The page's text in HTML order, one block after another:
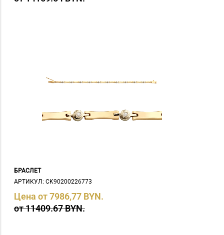
БРАСЛЕТ
АРТИКУЛ: СK90200226773
Цена от 7986,77 BYN.
от 11409.67 BYN.